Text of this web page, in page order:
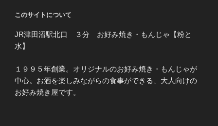
このサイトについて
JR津田沼駅北口 ３分 お好み焼き・もんじゃ【粉と
水】
１９９５年創業。オリジナルのお好み焼き・もんじゃが
中心。お酒を楽しみながらの食事ができる、大人向けの
お好み焼き屋です。